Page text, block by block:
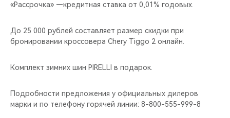
«Рассрочка» —кредитная ставка от 0,01% годовых.
До 25 000 рублей составляет размер скидки при
бронировании кроссовера Chery Tiggo 2 онлайн.
Комплект зимних шин PIRELLI в подарок.
Подробности предложения у официальных дилеров
марки и по телефону горячей линии: 8-800-555-999-8